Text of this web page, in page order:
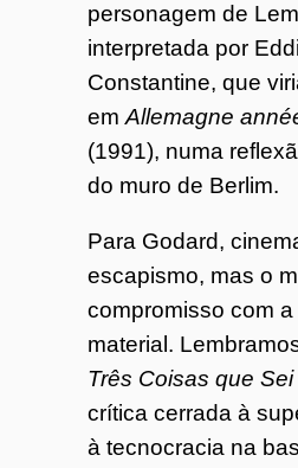
personagem de
interpretada por
Constantine, que
emAllemagne
(1991), numa
do muro de Berlim.
Para Godard,
escapismo, mas o
compromisso com
material.
Três Coisas que Sei
crítica cerrada à
à tecnocracia na